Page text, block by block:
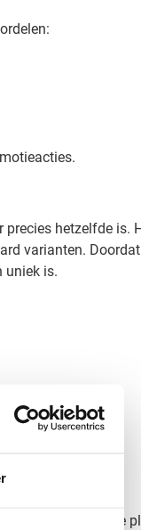
precies hetzelfde is.
varianten.
uniek is.
gravering of de